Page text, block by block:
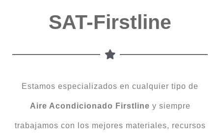
SAT-Firstline
Estamos especializados en cualquier tipo de
Aire Acondicionado Firstline y siempre
trabajamos con los mejores materiales, recursos